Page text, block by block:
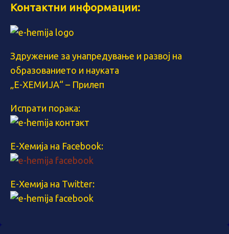
Контактни информации:
Здружение за унапредување и развој на
образованието и науката
„Е-ХЕМИЈА“ – Прилеп
Испрати порака:
Е-Хемија на Facebook:
Е-Хемија на Twitter: